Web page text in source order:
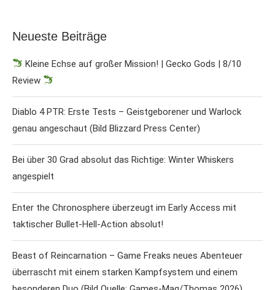
Neueste Beiträge
Kleine Echse auf großer Mission! | Gecko Gods | 8/10
Review
Diablo 4 PTR: Erste Tests – Geistgeborener und Warlock
genau angeschaut (Bild Blizzard Press Center)
Bei über 30 Grad absolut das Richtige: Winter Whiskers
angespielt
Enter the Chronosphere überzeugt im Early Access mit
taktischer Bullet-Hell-Action absolut!
Beast of Reincarnation – Game Freaks neues Abenteuer
überrascht mit einem starken Kampfsystem und einem